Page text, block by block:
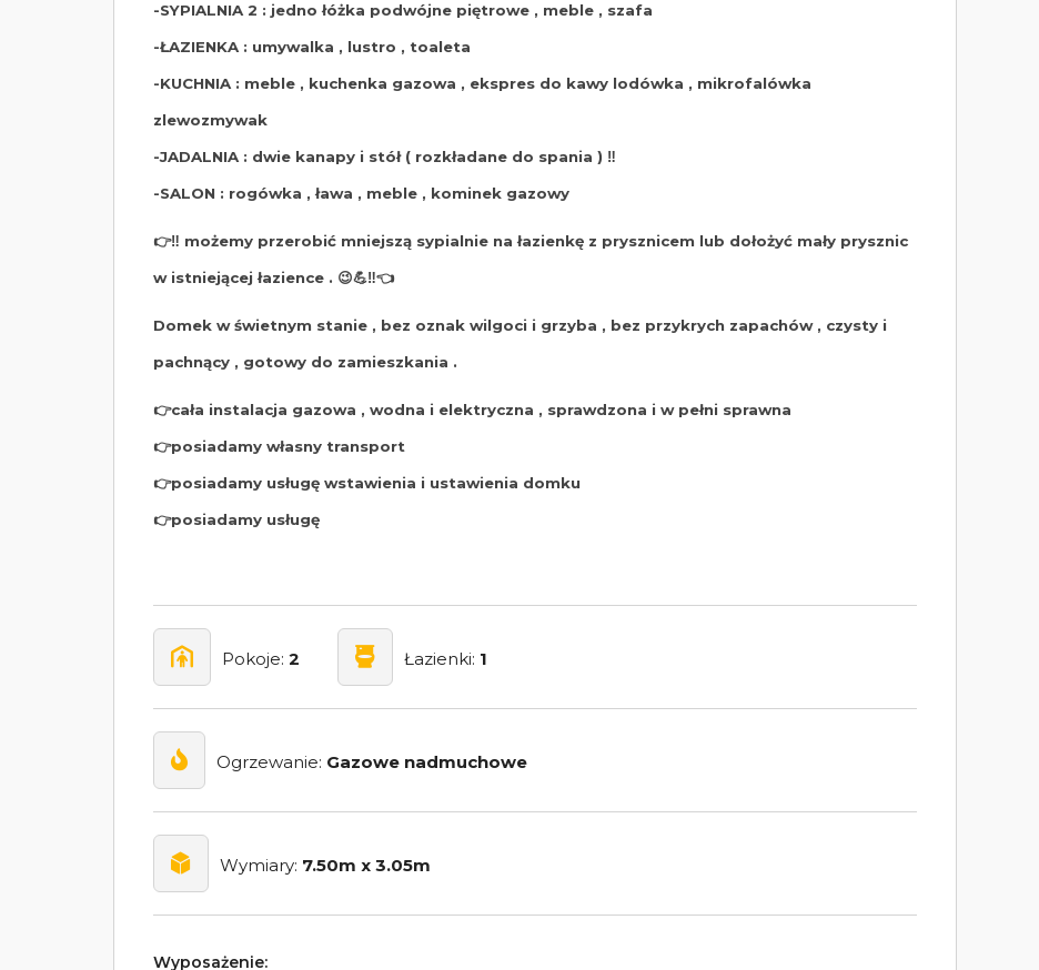
-SYPIALNIA 2 : jedno łóżka podwójne piętrowe , meble , szafa
-ŁAZIENKA : umywalka , lustro , toaleta
-KUCHNIA : meble , kuchenka gazowa , ekspres do kawy lodówka , mikrofalówka
zlewozmywak
-JADALNIA : dwie kanapy i stół ( rozkładane do spania ) ‼️
-SALON : rogówka , ława , meble , kominek gazowy
👉‼️ możemy przerobić mniejszą sypialnie na łazienkę z prysznicem lub dołożyć mały prysznic
w istniejącej łazience . 😉💪‼️👈
Domek w świetnym stanie , bez oznak wilgoci i grzyba , bez przykrych zapachów , czysty i
pachnący , gotowy do zamieszkania .
👉cała instalacja gazowa , wodna i elektryczna , sprawdzona i w pełni sprawna
👉posiadamy własny transport
👉posiadamy usługę wstawienia i ustawienia domku
👉posiadamy usługę
Pokoje: 2 Łazienki: 1
Ogrzewanie: Gazowe nadmuchowe
Wymiary: 7.50m x 3.05m
Wyposażenie: